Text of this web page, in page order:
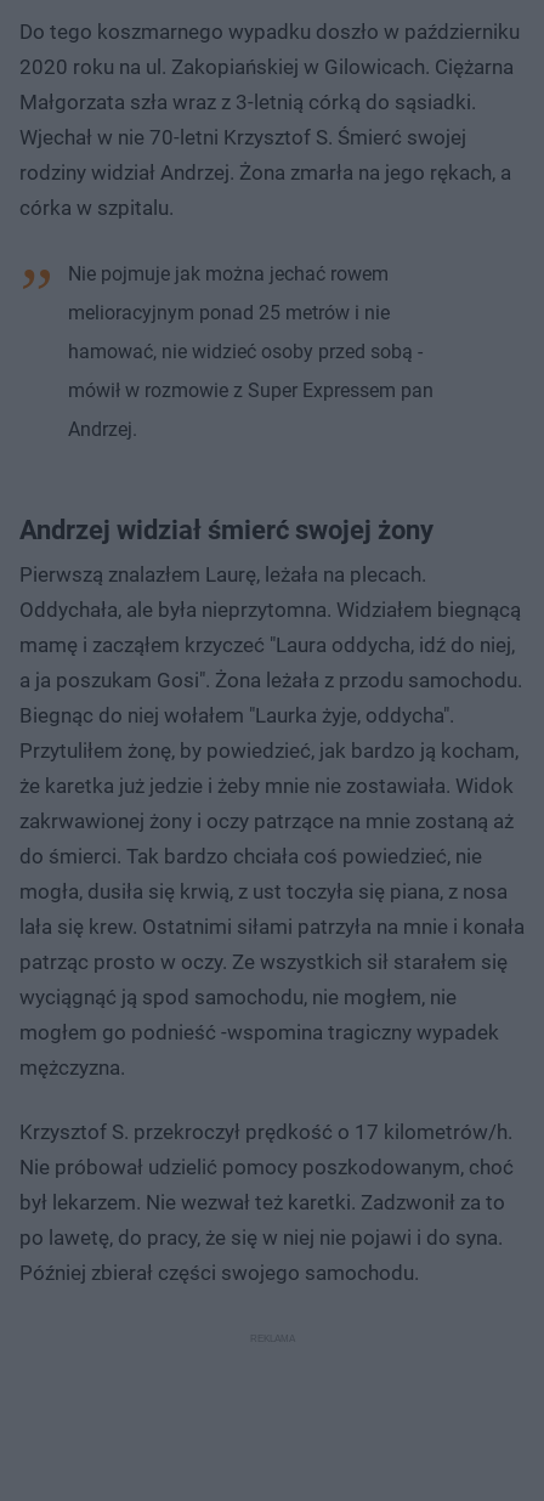
Do tego koszmarnego wypadku doszło w październiku
2020 roku na ul. Zakopiańskiej w Gilowicach. Ciężarna
Małgorzata szła wraz z 3-letnią córką do sąsiadki.
Wjechał w nie 70-letni Krzysztof S. Śmierć swojej
rodziny widział Andrzej. Żona zmarła na jego rękach, a
córka w szpitalu.
Nie pojmuje jak można jechać rowem
melioracyjnym ponad 25 metrów i nie
hamować, nie widzieć osoby przed sobą -
mówił w rozmowie z Super Expressem pan
Andrzej.
Andrzej widział śmierć swojej żony
Pierwszą znalazłem Laurę, leżała na plecach.
Oddychała, ale była nieprzytomna. Widziałem biegnącą
mamę i zacząłem krzyczeć "Laura oddycha, idź do niej,
a ja poszukam Gosi". Żona leżała z przodu samochodu.
Biegnąc do niej wołałem "Laurka żyje, oddycha".
Przytuliłem żonę, by powiedzieć, jak bardzo ją kocham,
że karetka już jedzie i żeby mnie nie zostawiała. Widok
zakrwawionej żony i oczy patrzące na mnie zostaną aż
do śmierci. Tak bardzo chciała coś powiedzieć, nie
mogła, dusiła się krwią, z ust toczyła się piana, z nosa
lała się krew. Ostatnimi siłami patrzyła na mnie i konała
patrząc prosto w oczy. Ze wszystkich sił starałem się
wyciągnąć ją spod samochodu, nie mogłem, nie
mogłem go podnieść -wspomina tragiczny wypadek
mężczyzna.
Krzysztof S. przekroczył prędkość o 17 kilometrów/h.
Nie próbował udzielić pomocy poszkodowanym, choć
był lekarzem. Nie wezwał też karetki. Zadzwonił za to
po lawetę, do pracy, że się w niej nie pojawi i do syna.
Później zbierał części swojego samochodu.